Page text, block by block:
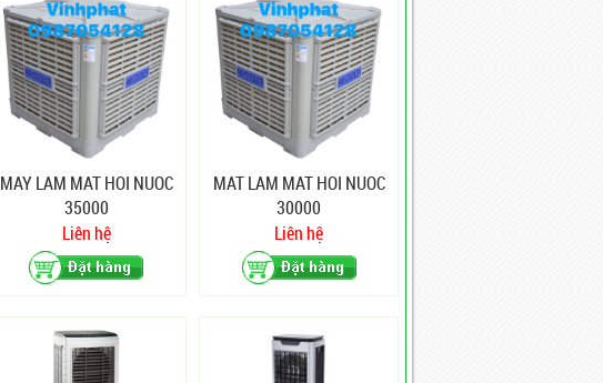
MAY LAM MAT HOI NUOC
35000
Liên hệ
MAT LAM MAT HOI NUOC
30000
Liên hệ